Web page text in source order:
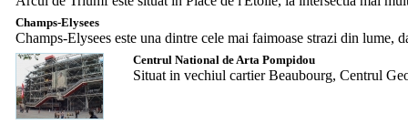
Champs-Elysees
Champs-Elysees este una dintre cele mai faimoase strazi din lume,
Centrul National de Arta Pompidou
Situat in vechiul cartier Beaubourg, Centrul